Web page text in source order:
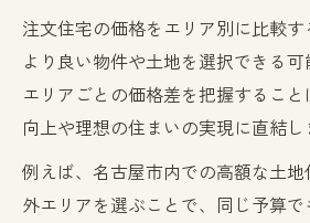
注文住宅の価格をエリア別に比較
より良い物件や土地を選択できる可
エリアごとの価格差を把握するこ
向上や理想の住まいの実現に直結し
例えば、名古屋市内での高額な土
外エリアを選ぶことで、同じ予算